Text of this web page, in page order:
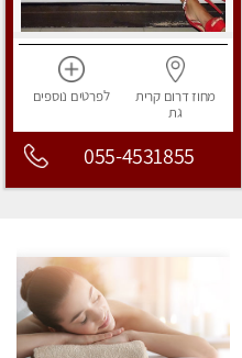
מחוז דרוםקרית
גת
לפרטים נוספים
055-4531855